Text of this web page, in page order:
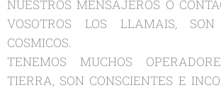
NUESTROS MENSAJEROS O
VOSOTROS LOS LLAMAIS, SON
COSMICOS.
TENEMOS MUCHOS
TIERRA, SON CONSCIENTES E